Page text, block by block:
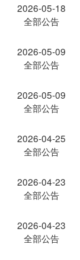
2026-05-18
全部公告
2026-05-09
全部公告
2026-05-09
全部公告
2026-04-25
全部公告
2026-04-23
全部公告
2026-04-23
全部公告